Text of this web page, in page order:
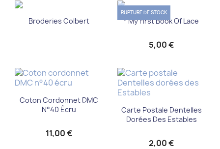
Broderies Colbert * My First Book Of Lace
5,00 €
RUPTURE DE STOCK
Coton Cordonnet DMC
N°40 Écru
11,00 €
Carte Postale Dentelles
Dorées Des Estables
2,00 €